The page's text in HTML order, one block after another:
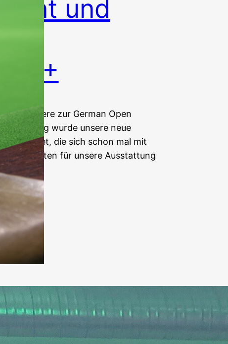
und
50+
zur German Open
Freitag wurde unsere neue
getestet, die sich schon mal mit
Worten für unsere Ausstattung
gelbes